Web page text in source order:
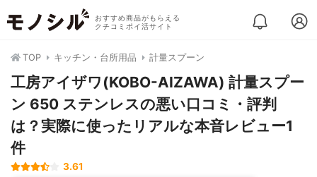
おすすめ商品がもらえる
クチコミポイ活サイト
TOP キッチン・台所用品 計量スプーン
工房アイザワ(KOBO-AIZAWA) 計量スプー
ン 650 ステンレスの悪い口コミ・評判
は？実際に使ったリアルな本音レビュー1
件
3.61